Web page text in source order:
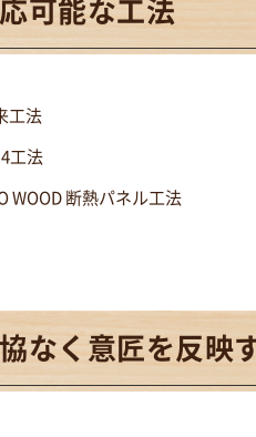
可能な工法
工法
工法
WOOD 断熱パネル工法
なく意匠を反映